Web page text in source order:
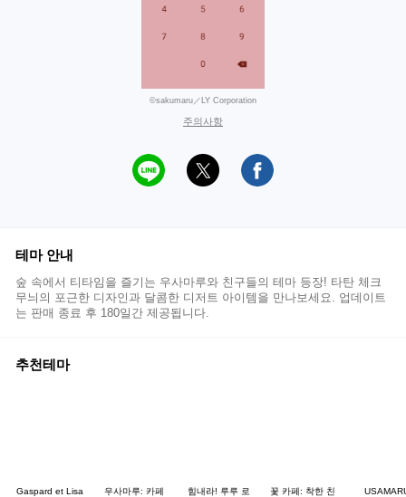
©sakumaru／LY Corporation
주의사항
테마 안내
숲 속에서 티타임을 즐기는 우사마루와 친구들의 테마 등장! 타탄 체크
무늬의 포근한 디자인과 달콤한 디저트 아이템을 만나보세요. 업데이트
는 판매 종료 후 180일간 제공됩니다.
추천테마
Gaspard et Lisa 우사마루: 카페 힘내라! 루루 로 꽃 카페: 착한 친